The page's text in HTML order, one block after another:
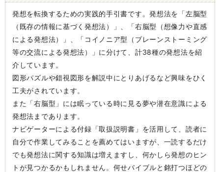
発想を転換するための実践的手引書です。発想法を「左脳型
（既存の情報に基づく発想法）」、「右脳型（想像力や直感
による発想法）」、「コイノニア型（ブレーンストーミング
等の交流による発想法）」に分けて、計38種の発想法を紹
介しています。
図形パズルや錯視図形を解説中にとりあげるなど興味をひく
工夫がされています。
また「右脳型」には眠っている時に見る夢や潜在意識による
発想法まであります。
ナビゲーターによる付録「取扱説明書」を活用して、読者に
自分で作業してみることを薦めてはいますが、一読するだけ
でも発想法に関する知識は増えますし、何かしら発想のヒン
トが見つかるかもしれません。何せバイブルと銘打つほどの